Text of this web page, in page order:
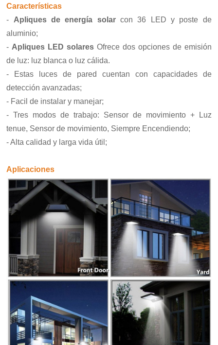
Características
- Apliques de energía solarcon 36 LED y poste de
aluminio;
- Apliques LED solares Ofrece dos opciones de emisión
de luz: luz blanca o luz cálida.
- Estas luces de pared cuentan con capacidades de
detección avanzadas;
- Facil de instalar y manejar;
- Tres modos de trabajo: Sensor de movimiento + Luz
tenue, Sensor de movimiento, Siempre Encendiendo;
- Alta calidad y larga vida útil;
Aplicaciones